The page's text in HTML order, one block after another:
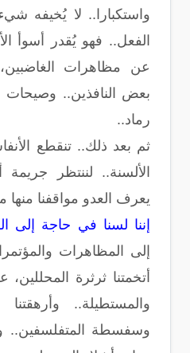
واستكبارا.. لا يُخيفه
الفعل.. فهو يُقدر أسوأ
عن مظاهرات
بعض النافذين..
رماد..
ثم بعد ذلك.. تنقطع
الألسنة.. لننتظر
يعرف العدو مواقفنا منها
إننا لسنا في حاجة إلى
إلى المظاهرات
أتخمتنا ثرثرة
والمستطيلة..
وسفسطة المتفلسفين..